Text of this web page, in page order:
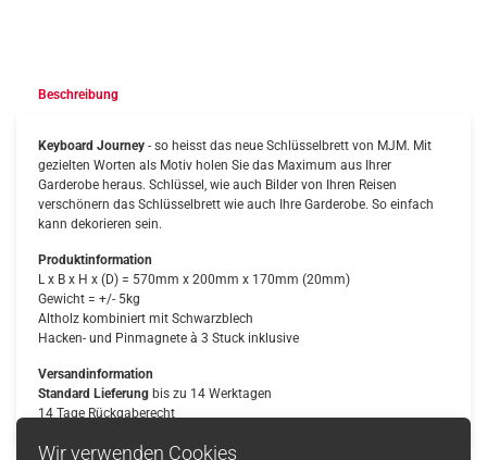
Wir verwenden Cookies
Beschreibung
Keyboard Journey - so heisst das neue Schlüsselbrett von MJM. Mit
gezielten Worten als Motiv holen Sie das Maximum aus Ihrer
Garderobe heraus. Schlüssel, wie auch Bilder von Ihren Reisen
verschönern das Schlüsselbrett wie auch Ihre Garderobe. So einfach
kann dekorieren sein.
Produktinformation
L x B x H x (D) = 570mm x 200mm x 170mm (20mm)
Gewicht = +/- 5kg
Altholz kombiniert mit Schwarzblech
Hacken- und Pinmagnete à 3 Stuck inklusive
Versandinformation
Standard Lieferung bis zu 14 Werktagen
14 Tage Rückgaberecht